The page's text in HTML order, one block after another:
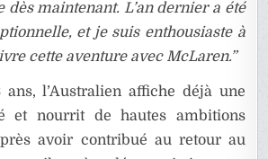
dès maintenant. L’an dernier a été
et je suis enthousiaste à
cette aventure avec McLaren.”
ans, l’Australien affiche déjà une
et nourrit de hautes ambitions
avoir contribué au retour au